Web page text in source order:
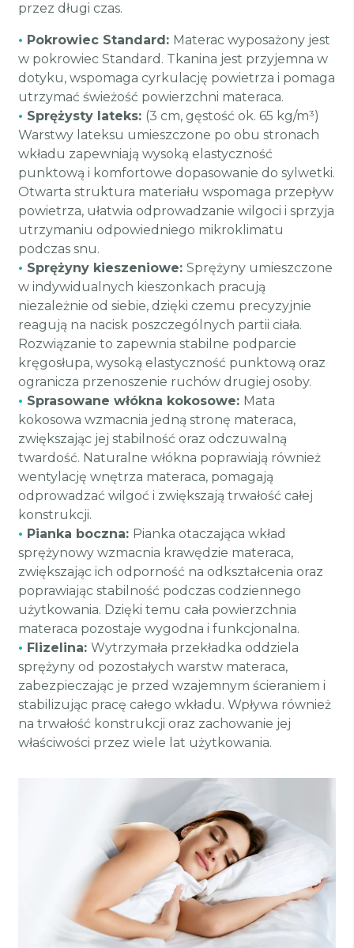
przez długi czas.
• Pokrowiec Standard: Materac wyposażony jest
w pokrowiec Standard. Tkanina jest przyjemna w
dotyku, wspomaga cyrkulację powietrza i pomaga
utrzymać świeżość powierzchni materaca.
• Sprężysty lateks: (3 cm, gęstość ok. 65 kg/m³)
Warstwy lateksu umieszczone po obu stronach
wkładu zapewniają wysoką elastyczność
punktową i komfortowe dopasowanie do sylwetki.
Otwarta struktura materiału wspomaga przepływ
powietrza, ułatwia odprowadzanie wilgoci i sprzyja
utrzymaniu odpowiedniego mikroklimatu
podczas snu.
• Sprężyny kieszeniowe: Sprężyny umieszczone
w indywidualnych kieszonkach pracują
niezależnie od siebie, dzięki czemu precyzyjnie
reagują na nacisk poszczególnych partii ciała.
Rozwiązanie to zapewnia stabilne podparcie
kręgosłupa, wysoką elastyczność punktową oraz
ogranicza przenoszenie ruchów drugiej osoby.
• Sprasowane włókna kokosowe: Mata
kokosowa wzmacnia jedną stronę materaca,
zwiększając jej stabilność oraz odczuwalną
twardość. Naturalne włókna poprawiają również
wentylację wnętrza materaca, pomagają
odprowadzać wilgoć i zwiększają trwałość całej
konstrukcji.
• Pianka boczna: Pianka otaczająca wkład
sprężynowy wzmacnia krawędzie materaca,
zwiększając ich odporność na odkształcenia oraz
poprawiając stabilność podczas codziennego
użytkowania. Dzięki temu cała powierzchnia
materaca pozostaje wygodna i funkcjonalna.
• Flizelina: Wytrzymała przekładka oddziela
sprężyny od pozostałych warstw materaca,
zabezpieczając je przed wzajemnym ścieraniem i
stabilizując pracę całego wkładu. Wpływa również
na trwałość konstrukcji oraz zachowanie jej
właściwości przez wiele lat użytkowania.